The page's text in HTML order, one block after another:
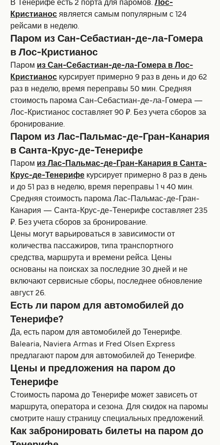
В Тенерифе есть 2 порта для паромов. Лос-
Кристианос является самым популярным с 124
рейсами в неделю.
Паром из Сан-Себастиан-де-ла-Гомера
в Лос-Кристианос
Паром
из Сан-Себастиан-де-ла-Гомера в Лос-
Кристианос курсирует примерно 9 раз в день и до 62
раз в неделю, время переправы 50 мин. Средняя
стоимость парома Сан-Себастиан-де-ла-Гомера —
Лос-Кристианос составляет 90 ₽. Без учета сборов за
бронирование.
Паром из Лас-Пальмас-де-Гран-Канария
в Санта-Крус-де-Тенерифе
Паром
из Лас-Пальмас-де-Гран-Канария в Санта-
Крус-де-Тенерифе курсирует примерно 8 раз в день
и до 51 раз в неделю, время переправы 1 ч 40 мин.
Средняя стоимость парома Лас-Пальмас-де-Гран-
Канария — Санта-Крус-де-Тенерифе составляет 235
₽. Без учета сборов за бронирование.
Цены могут варьироваться в зависимости от
количества пассажиров, типа транспортного
средства, маршрута и времени рейса. Цены
основаны на поисках за последние 30 дней и не
включают сервисные сборы, последнее обновление
август 26.
Есть ли паром для автомобилей до
Тенерифе?
Да, есть паром для автомобилей до Тенерифе.
Balearia, Naviera Armas и Fred Olsen Express
предлагают паром для автомобилей до Тенерифе.
Цены и предложения на паром до
Тенерифе
Стоимость парома до Тенерифе может зависеть от
маршрута, оператора и сезона. Для скидок на паромы
смотрите нашу страницу специальных предложений.
Как забронировать билеты на паром до